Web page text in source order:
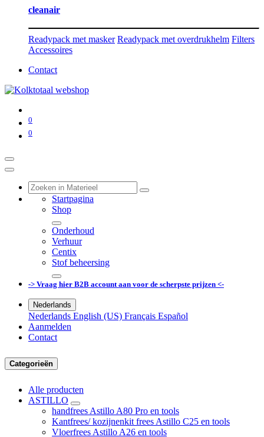
cleanair
Readypack met masker Readypack met overdrukhelm Filters
Accessoires
Contact
0
0
Startpagina
Shop
Onderhoud
Verhuur
Centix
Stof beheersing
-> Vraag hier B2B account aan voor de scherpste prijzen <-
Nederlands
Nederlands English (US) Français Español
Aanmelden
Contact
Categorieën
Alle producten
ASTILLO
handfrees Astillo A80 Pro en tools
Kantfrees/ kozijnenkit frees Astillo C25 en tools
Vloerfrees Astillo A26 en tools